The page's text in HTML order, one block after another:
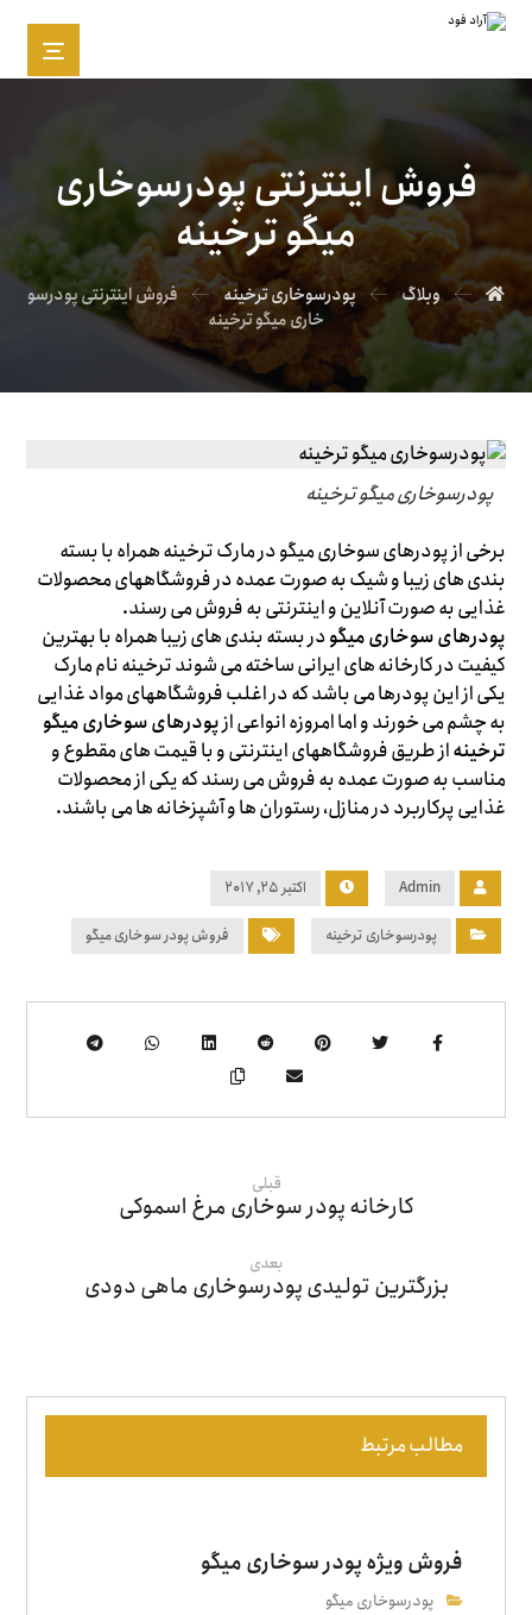
فروش اینترنتی پودرسوخاری
میگو ترخینه
وبلاگ پودرسوخاری ترخینه
فروش اینترنتی پودرسو
خاری میگو ترخینه
پودرسوخاری میگو ترخینه
برخی از پودرهای سوخاری میگو در مارک ترخینه همراه با بسته
بندی های زیبا و شیک به صورت عمده در فروشگاههای محصولات
غذایی به صورت آنلاین و اینترنتی به فروش می رسند.
پودرهای سوخاری میگودر بسته بندی های زیبا همراه با بهترین
کیفیت در کارخانه های ایرانی ساخته می شوند ترخینه نام مارک
یکی از این پودرها می باشد که در اغلب فروشگاههای مواد غذایی
به چشم می خورند و اما امروزه انواعی ازپودرهای سوخاری میگو
ترخینهاز طریق فروشگاههای اینترنتی و با قیمت های مقطوع و
مناسب به صورت عمده به فروش می رسند که یکی از محصولات
غذایی پرکاربرد در منازل، رستوران ها و آشپزخانه ها می باشند.
Admin اکتبر ۲۵, ۲۰۱۷
پودرسوخاری ترخینه فروش پودر سوخاری میگو
قبلی
کارخانه پودر سوخاری مرغ اسموکی
بعدی
بزرگترین تولیدی پودرسوخاری ماهی دودی
مطالب مرتبط
فروش ویژه پودر سوخاری میگو
پودرسوخاری میگو